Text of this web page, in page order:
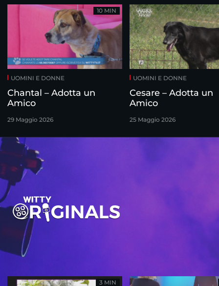
UOMINI E DONNE
Chantal – Adotta un
Amico
29 Maggio 2026
10 MIN
UOMINI E DONNE
Cesare – Adotta un
Amico
25 Maggio 2026
3 MIN